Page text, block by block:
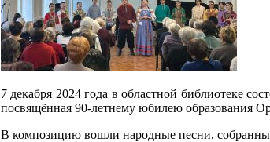
7 декабря 2024 года в областной библиотеке
посвящённая 90-летнему юбилею образования
В композицию вошли народные песни,